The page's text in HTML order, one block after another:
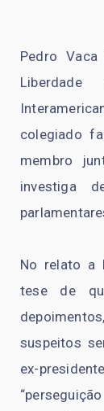
Pedro
colegiado
membro
investiga
No relato a
tese de
suspeitos
ex-